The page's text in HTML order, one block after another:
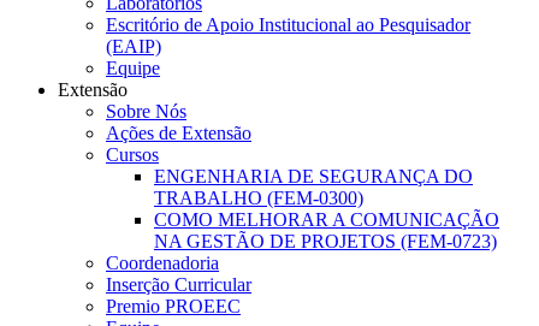
Escritório de Apoio Institucional ao Pesquisador
(EAIP)
Equipe
Extensão
Sobre Nós
Ações de Extensão
Cursos
ENGENHARIA DE SEGURANÇA DO
TRABALHO (FEM-0300)
COMO MELHORAR A COMUNICAÇÃO
NA GESTÃO DE PROJETOS (FEM-0723)
Coordenadoria
Inserção Curricular
Premio PROEEC